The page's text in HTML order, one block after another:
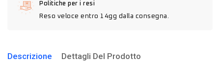
Politiche per i resi
Reso veloce entro 14gg dalla consegna.
Descrizione Dettagli Del Prodotto